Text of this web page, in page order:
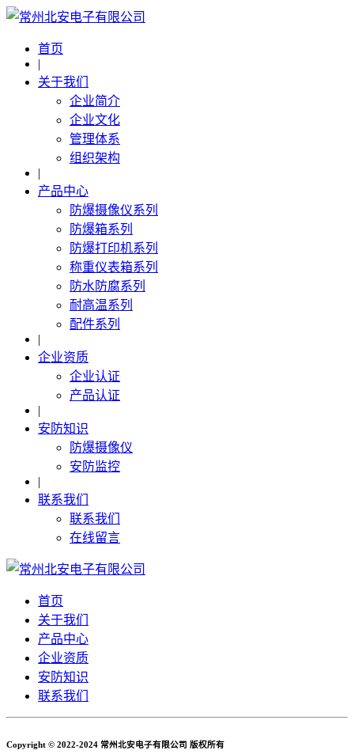
首页
|
关于我们
企业简介
企业文化
管理体系
组织架构
|
产品中心
防爆摄像仪系列
防爆箱系列
防爆打印机系列
称重仪表箱系列
防水防腐系列
耐高温系列
配件系列
|
企业资质
企业认证
产品认证
|
安防知识
防爆摄像仪
安防监控
|
联系我们
联系我们
在线留言
首页
关于我们
产品中心
企业资质
安防知识
联系我们
Copyright © 2022-2024 常州北安电子有限公司 版权所有